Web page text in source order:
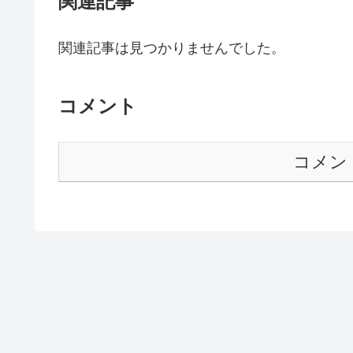
関連記事は見つかりませんでした。
コメント
コメン